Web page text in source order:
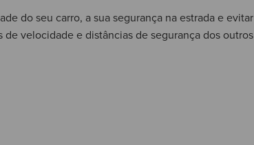
do seu carro, a sua segurança na estrada e evitar
velocidade e distâncias de segurança dos outros